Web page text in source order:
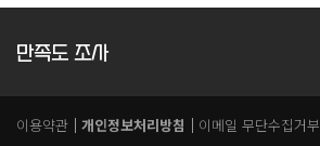
만족도 조사
이용약관 개인정보처리방침 이메일 무단수집거부